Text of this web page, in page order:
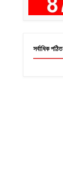
সর্বাধিক পঠিত